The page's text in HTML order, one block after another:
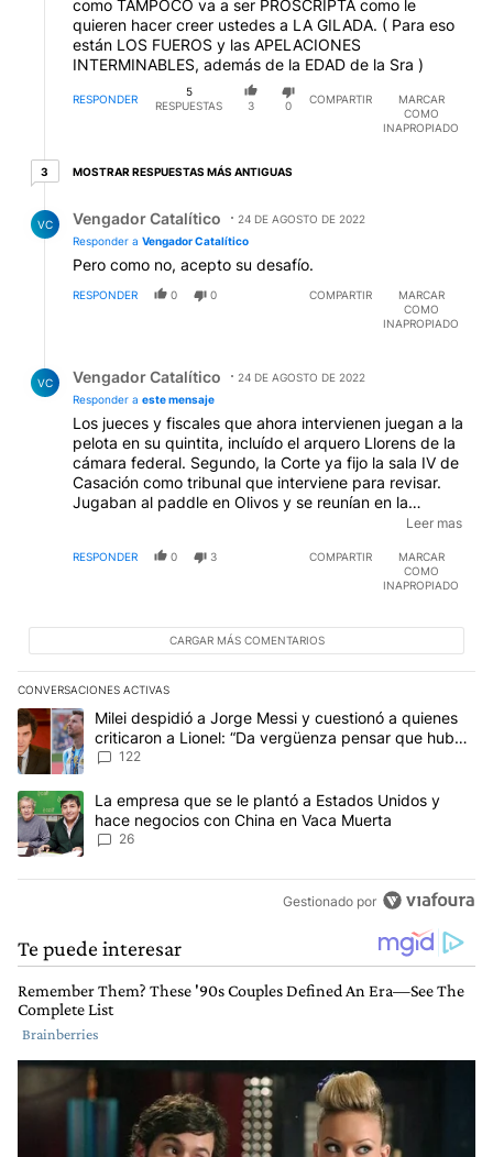
como TAMPOCO va a ser PROSCRIPTA como le
quieren hacer creer ustedes a LA GILADA. ( Para eso
están LOS FUEROS y las APELACIONES
INTERMINABLES, además de la EDAD de la Sra )
RESPONDER
5
RESPUESTAS
3 0
COMPARTIR
MARCAR
COMO
INAPROPIADO
33 respuestas más antiguas
MOSTRAR RESPUESTAS MÁS ANTIGUAS
VC Vengador Catalítico
24 DE AGOSTO DE 2022
Responder a Vengador Catalítico
Pero como no, acepto su desafío.
RESPONDER 0 0 COMPARTIR
MARCAR
COMO
INAPROPIADO
VC Vengador Catalítico
24 DE AGOSTO DE 2022
Responder a este mensaje
Los jueces y fiscales que ahora intervienen juegan a la
pelota en su quintita, incluído el arquero Llorens de la
cámara federal. Segundo, la Corte ya fijo la sala IV de
Casación como tribunal que interviene para revisar.
Jugaban al paddle en Olivos y se reunían en la
Rosada antes de sacar algún fallo contra CFK. Y
"Fue todo legal". Asique si, son todos amigos.
Cualquier otra consulta experta te sugiero recurrir a la
Leer mas
RESPONDER 0 3 COMPARTIR
MARCAR
COMO
INAPROPIADO
CARGAR MÁS COMENTARIOS
CONVERSACIONES ACTIVAS
Este listado muestra los artículos con más comentarios en los
Un artículo de tendencia con el título "Milei despidió a Jorge
Milei despidió a Jorge Messi y cuestionó a quienes
criticaron a Lionel: “Da vergüenza pensar que hubo
anti-Messi”
122
Un artículo de tendencia con el título "La empresa que se le
La empresa que se le plantó a Estados Unidos y
hace negocios con China en Vaca Muerta
26
Gestionado por